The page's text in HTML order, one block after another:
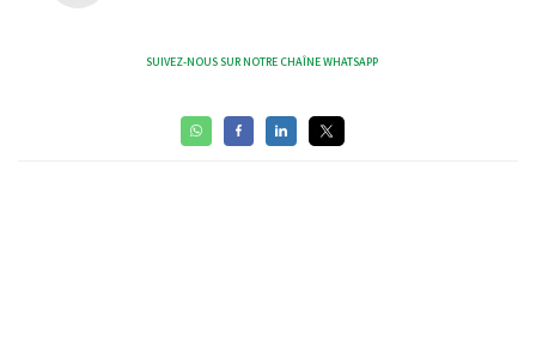
SUIVEZ-NOUS SUR NOTRE CHAÎNE WHATSAPP